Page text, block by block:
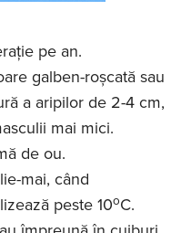
pe an.
galben-roșcată sau
a aripilor de 2-4 cm,
mai mici.
de ou.
mai, când
peste 10oC.